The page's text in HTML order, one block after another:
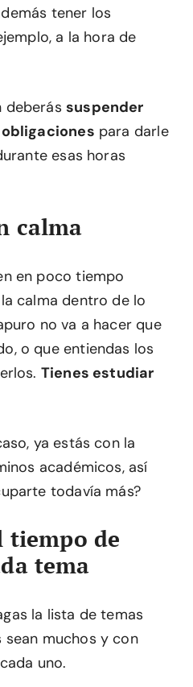
tener los
a la hora de
deberássuspender
para darle
esas horas
calma
en poco tiempo
calma dentro de lo
no va a hacer que
o que entiendas los
Tienes estudiar
ya estás con la
académicos, así
todavía más?
tiempo de
tema
la lista de temas
sean muchos y con
uno.